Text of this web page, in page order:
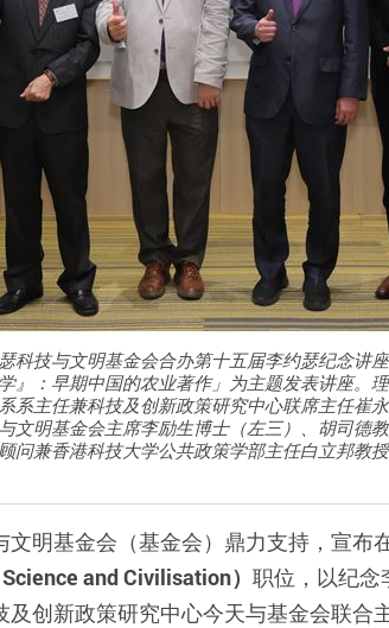
科技与文明基金会合办第十五届李约瑟纪念讲
』：早期中国的农业著作」为主题发表讲座。
系主任兼科技及创新政策研究中心联席主任崔
文明基金会主席李励生博士（左三）、胡司德
问兼香港科技大学公共政策学部主任白立邦
明基金会（基金会）鼎力支持，宣布
and Civilisation） 职位，以纪念
创新政策研究中心今天与基金会联合